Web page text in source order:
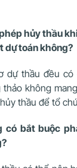
hủy thầu
dự toán không?
dự thầu đều
không
thầu để tổ
có bắt buộc